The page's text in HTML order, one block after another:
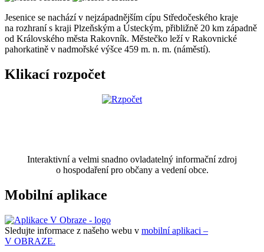
Jesenice se nachází v nejzápadnějším cípu Středočeského kraje
na rozhraní s kraji Plzeňským a Ústeckým, přibližně 20 km západně
od Královského města Rakovník. Městečko leží v Rakovnické
pahorkatině v nadmořské výšce 459 m. n. m. (náměstí).
Klikací rozpočet
Interaktivní a velmi snadno ovladatelný informační zdroj
o hospodaření pro občany a vedení obce.
Mobilní aplikace
Sledujte informace z našeho webu v mobilní aplikaci –
V OBRAZE.